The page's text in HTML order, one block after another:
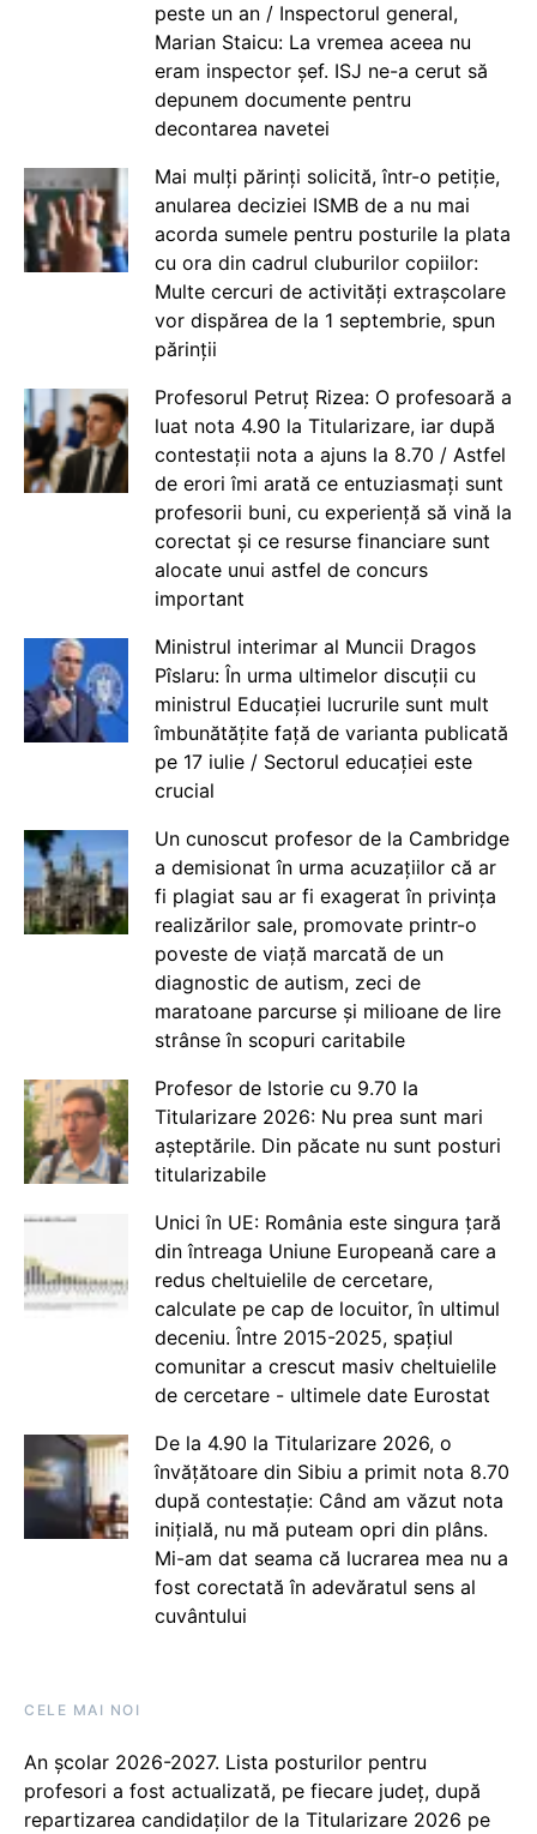
peste un an / Inspectorul general,
Marian Staicu: La vremea aceea nu
eram inspector șef. ISJ ne-a cerut să
depunem documente pentru
decontarea navetei
Mai mulți părinți solicită, într-o petiție,
anularea deciziei ISMB de a nu mai
acorda sumele pentru posturile la plata
cu ora din cadrul cluburilor copiilor:
Multe cercuri de activități extrașcolare
vor dispărea de la 1 septembrie, spun
părinții
Profesorul Petruț Rizea: O profesoară a
luat nota 4.90 la Titularizare, iar după
contestații nota a ajuns la 8.70 / Astfel
de erori îmi arată ce entuziasmați sunt
profesorii buni, cu experiență să vină la
corectat și ce resurse financiare sunt
alocate unui astfel de concurs
important
Ministrul interimar al Muncii Dragos
Pîslaru: În urma ultimelor discuții cu
ministrul Educației lucrurile sunt mult
îmbunătățite față de varianta publicată
pe 17 iulie / Sectorul educației este
crucial
Un cunoscut profesor de la Cambridge
a demisionat în urma acuzațiilor că ar
fi plagiat sau ar fi exagerat în privința
realizărilor sale, promovate printr-o
poveste de viață marcată de un
diagnostic de autism, zeci de
maratoane parcurse și milioane de lire
strânse în scopuri caritabile
Profesor de Istorie cu 9.70 la
Titularizare 2026: Nu prea sunt mari
așteptările. Din păcate nu sunt posturi
titularizabile
Unici în UE: România este singura țară
din întreaga Uniune Europeană care a
redus cheltuielile de cercetare,
calculate pe cap de locuitor, în ultimul
deceniu. Între 2015-2025, spațiul
comunitar a crescut masiv cheltuielile
de cercetare - ultimele date Eurostat
De la 4.90 la Titularizare 2026, o
învățătoare din Sibiu a primit nota 8.70
după contestație: Când am văzut nota
inițială, nu mă puteam opri din plâns.
Mi-am dat seama că lucrarea mea nu a
fost corectată în adevăratul sens al
cuvântului
CELE MAI NOI
An școlar 2026-2027. Lista posturilor pentru
profesori a fost actualizată, pe fiecare județ, după
repartizarea candidaților de la Titularizare 2026 pe